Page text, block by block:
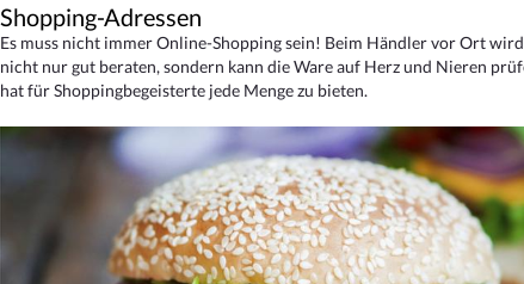
Shopping-Adressen
Es muss nicht immer Online-Shopping sein! Beim Händler vor Ort
nicht nur gut beraten, sondern kann die Ware auf Herz und Nieren
hat für Shoppingbegeisterte jede Menge zu bieten.